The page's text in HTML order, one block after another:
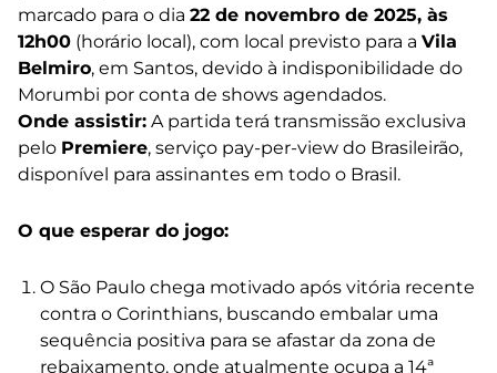
marcado para o dia 22 de novembro de 2025, às
12h00 (horário local), com local previsto para a Vila
Belmiro, em Santos, devido à indisponibilidade do
Morumbi por conta de shows agendados.
Onde assistir: A partida terá transmissão exclusiva
pelo Premiere, serviço pay-per-view do Brasileirão,
disponível para assinantes em todo o Brasil.
O que esperar do jogo:
O São Paulo chega motivado após vitória recente
contra o Corinthians, buscando embalar uma
sequência positiva para se afastar da zona de
rebaixamento, onde atualmente ocupa a 14ª